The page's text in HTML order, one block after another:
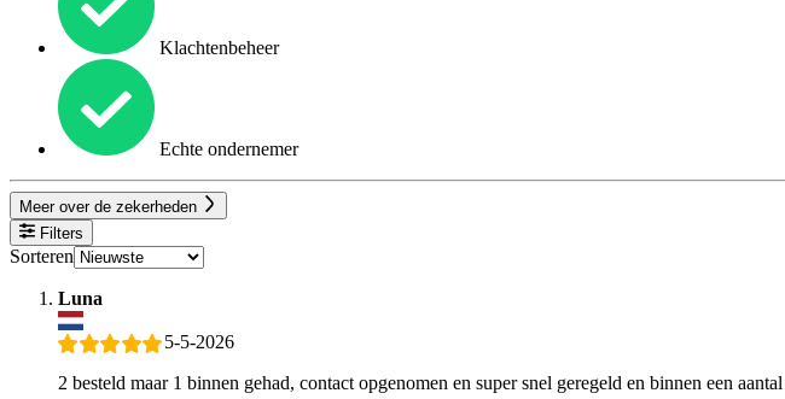
Klachtenbeheer
Echte ondernemer
Meer over de zekerheden
Filters
Sorteren
Luna
5-5-2026
2 besteld maar 1 binnen gehad, contact opgenomen en super snel geregeld en binnen een